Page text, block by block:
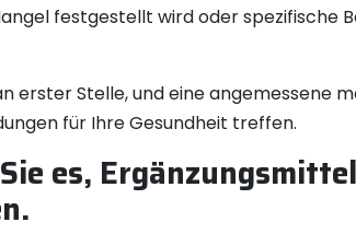
festgestellt wird oder spezifische
erster Stelle, und eine angemessene
für Ihre Gesundheit treffen.
es,